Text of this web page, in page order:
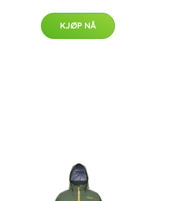
KJØP NÅ